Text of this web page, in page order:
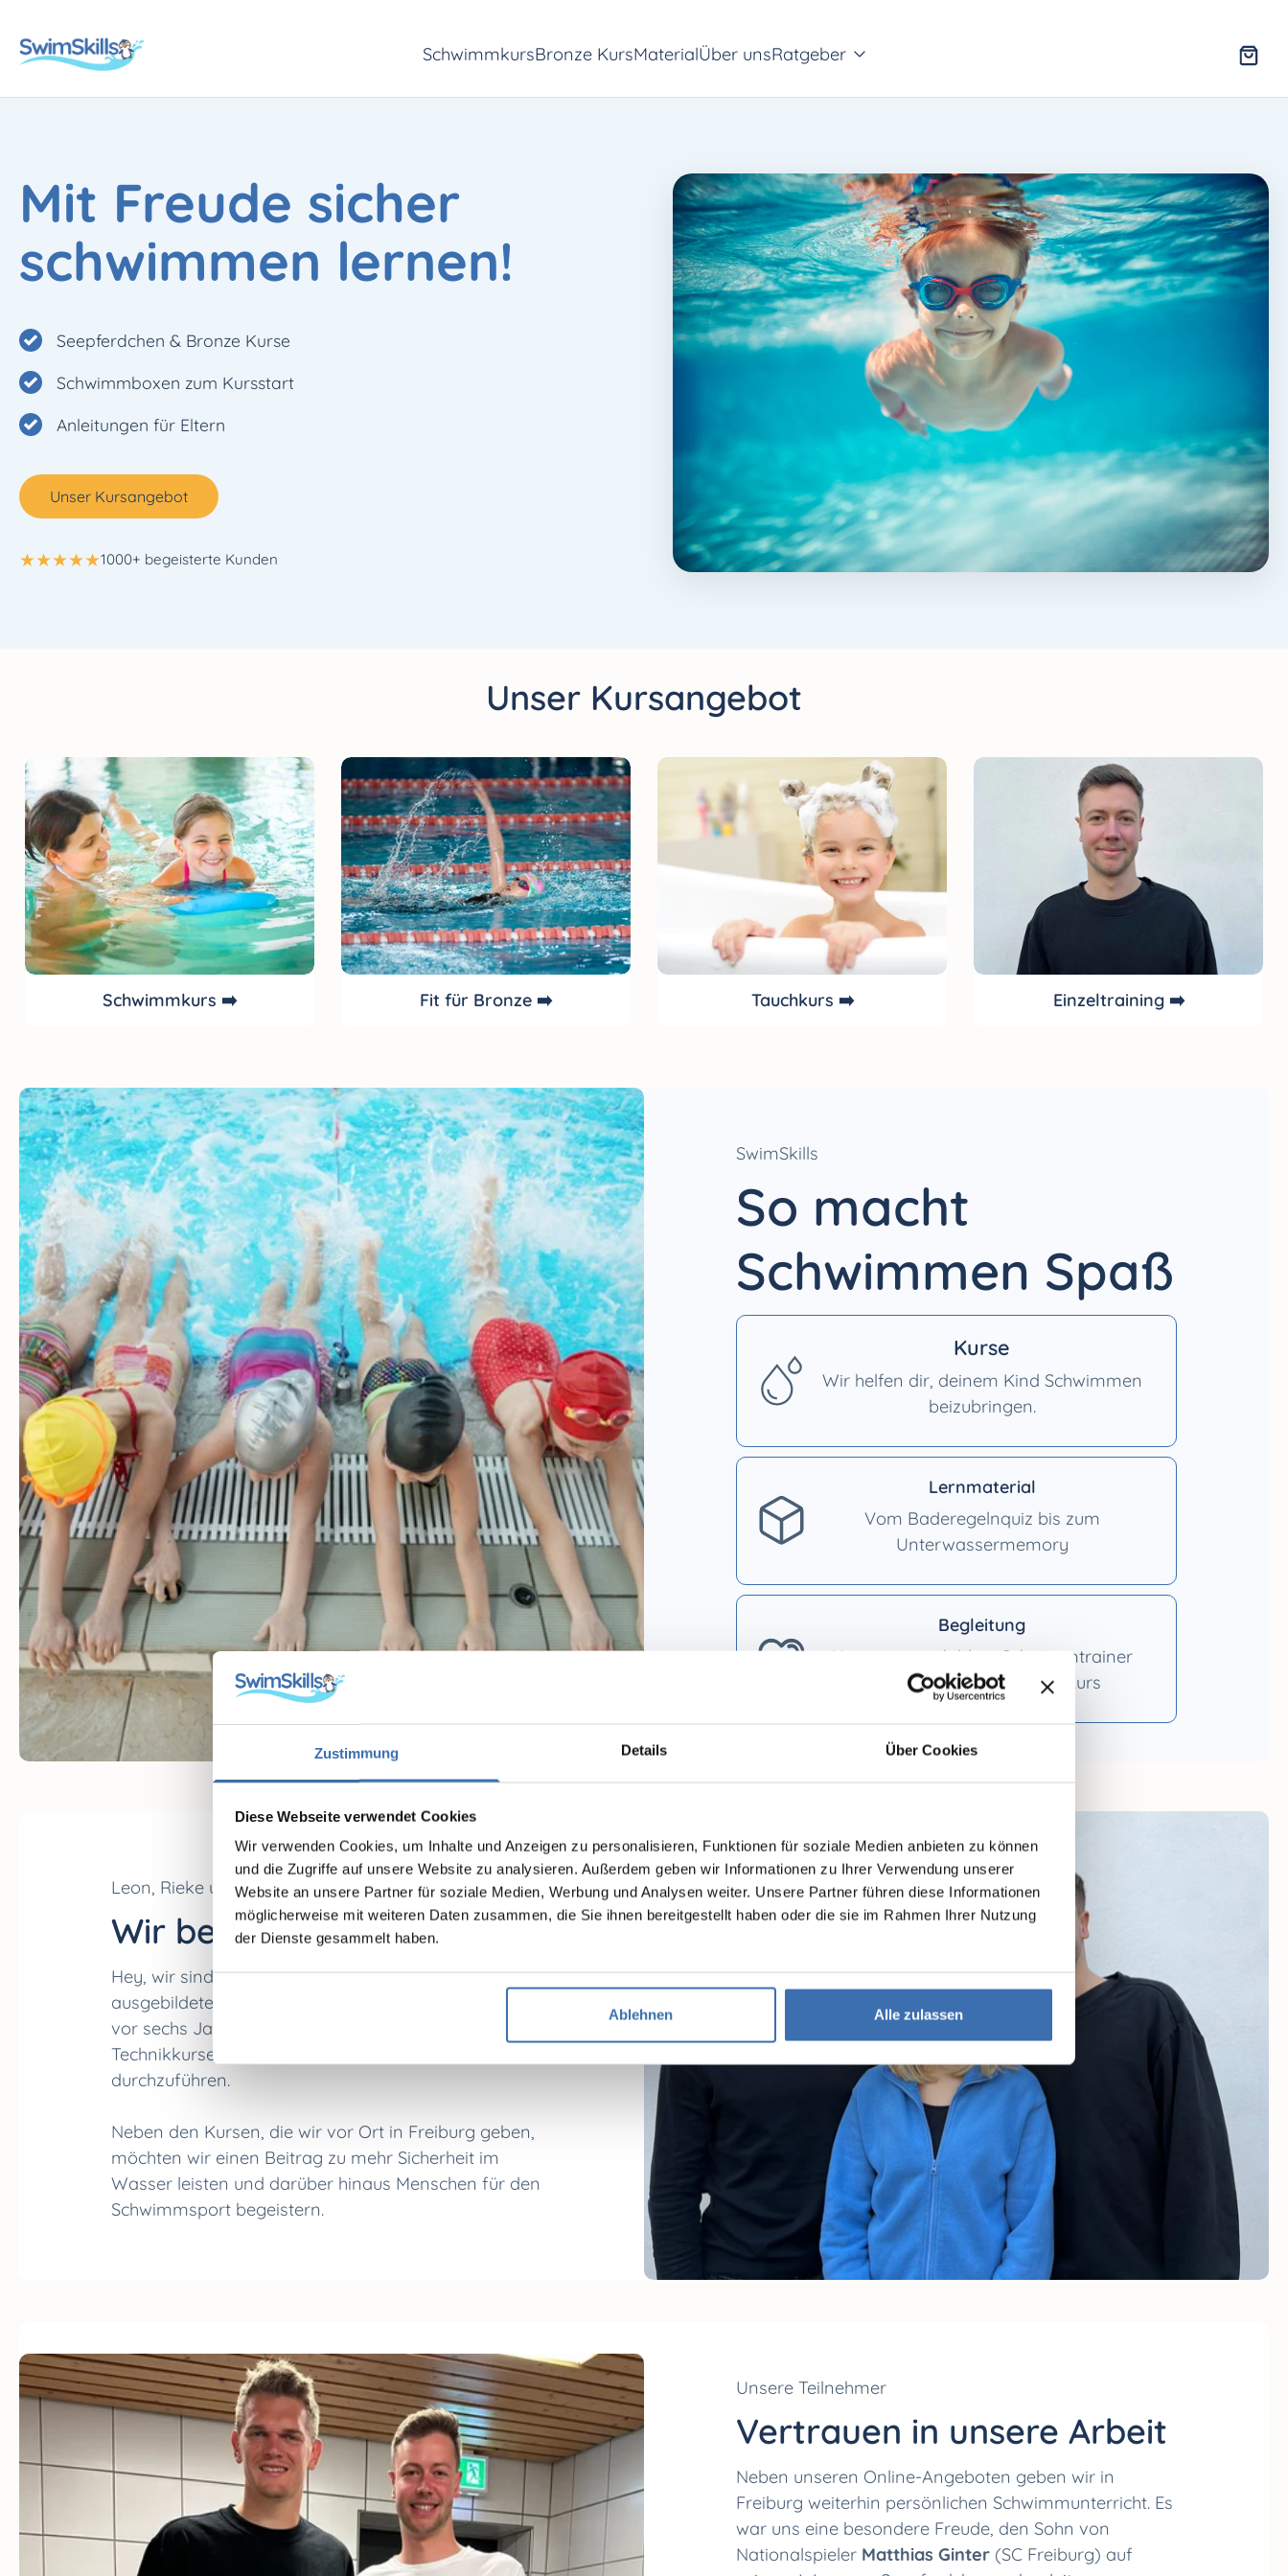
Zustimmung Details Über Cookies
Diese Webseite verwendet Cookies
Wir verwenden Cookies, um Inhalte und Anzeigen zu personalisieren, Funktionen für soziale Medien anbieten zu können
und die Zugriffe auf unsere Website zu analysieren. Außerdem geben wir Informationen zu Ihrer Verwendung unserer
Website an unsere Partner für soziale Medien, Werbung und Analysen weiter. Unsere Partner führen diese Informationen
möglicherweise mit weiteren Daten zusammen, die Sie ihnen bereitgestellt haben oder die sie im Rahmen Ihrer Nutzung
der Dienste gesammelt haben.
Ablehnen Alle zulassen
SchwimmkursBronze KursMaterialÜber unsRatgeber
Mit Freude sicher
schwimmen lernen!
Seepferdchen & Bronze Kurse
Schwimmboxen zum Kursstart
Anleitungen für Eltern
Unser Kursangebot
★★★★★1000+ begeisterte Kunden
Unser Kursangebot
Schwimmkurs ➡️ Fit für Bronze ➡️ Tauchkurs ➡️ Einzeltraining ➡️
SwimSkills
So macht
Schwimmen Spaß
Kurse
Wir helfen dir, deinem Kind Schwimmen
beizubringen.
Lernmaterial
Vom Baderegelnquiz bis zum
Unterwassermemory
Begleitung
Unsere ausgebildete Schwimmtrainer
begleiten dich durch den Kurs
Leon, Rieke und Albrecht
Wir begleiten dich!
Hey, wir sindAlbrecht,RiekeundLeon. Als
ausgebildete Schwimmtrainer von der DLRG haben wir
vor sechs Jahren damit begonnen, Schwimm- und
Technikkurse für Kinder und Erwachsene
durchzuführen.
Neben den Kursen, die wir vor Ort in Freiburg geben,
möchten wir einen Beitrag zu mehr Sicherheit im
Wasser leisten und darüber hinaus Menschen für den
Schwimmsport begeistern.
Unsere Teilnehmer
Vertrauen in unsere Arbeit
Neben unseren Online-Angeboten geben wir in
Freiburg weiterhin persönlichen Schwimmunterricht. Es
war uns eine besondere Freude, den Sohn von
Nationalspieler Matthias Ginter (SC Freiburg) auf